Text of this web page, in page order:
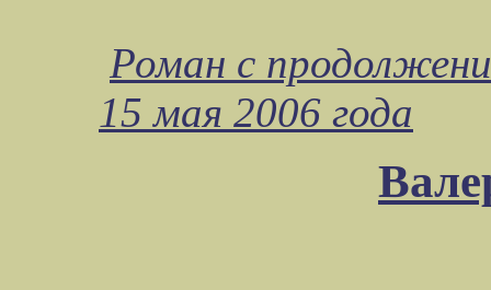
Роман с
15 мая 2006 года